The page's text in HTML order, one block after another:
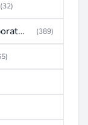
(32)
Instrumental (Eléctrico y Laboratorio) (389)